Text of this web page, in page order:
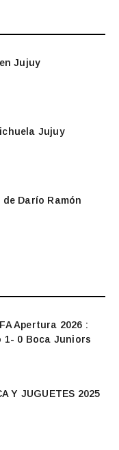
Jujuy
Jujuy
Darío Ramón
Apertura 2026 :
1- 0 Boca Juniors
Y JUGUETES 2025